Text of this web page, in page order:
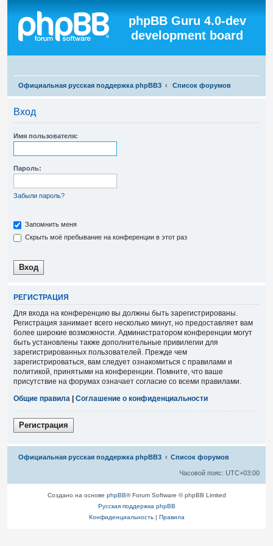
phpBB Guru 4.0-dev
development board
Официальная русская поддержка phpBB3 Список форумов
Вход
Имя пользователя:
Пароль:
Забыли пароль?
Запомнить меня
Скрыть моё пребывание на конференции в этот раз
РЕГИСТРАЦИЯ
Для входа на конференцию вы должны быть зарегистрированы.
Регистрация занимает всего несколько минут, но предоставляет вам
более широкие возможности. Администратором конференции могут
быть установлены также дополнительные привилегии для
зарегистрированных пользователей. Прежде чем
зарегистрироваться, вам следует ознакомиться с правилами и
политикой, принятыми на конференции. Помните, что ваше
присутствие на форумах означает согласие со всеми правилами.
Общие правила
Соглашение о конфиденциальности
Регистрация
Официальная русская поддержка phpBB3 Список форумов
Часовой пояс: UTC+03:00
Связаться с
Создано на основе phpBB® Forum Software © phpBB Limited
Русская поддержка phpBB
Конфиденциальность| Правила